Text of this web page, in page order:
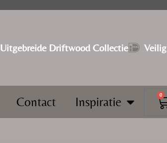
⁠Uitgebreide Driftwood Collectie
Contact Inspiratie 0